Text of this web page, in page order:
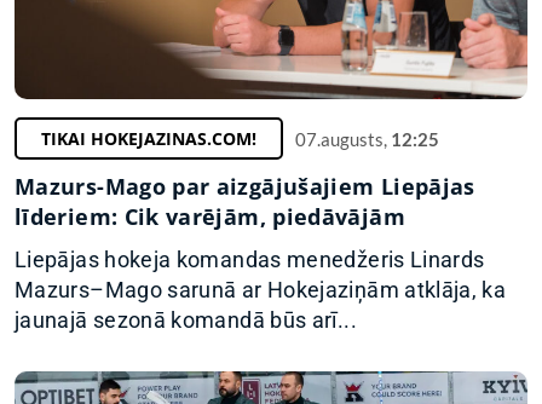
TIKAI HOKEJAZINAS.COM! 07.augusts, 12:25
Mazurs-Mago par aizgājušajiem Liepājas
līderiem: Cik varējām, piedāvājām
Liepājas hokeja komandas menedžeris Linards
Mazurs–Mago sarunā ar Hokejaziņām atklāja, ka
jaunajā sezonā komandā būs arī...